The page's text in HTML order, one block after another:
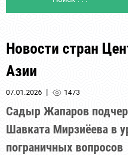
Новости стран
Азии
07.01.2026 | 1473
Садыр Жапаров
Шавката Мирзиёева в
пограничных вопросов